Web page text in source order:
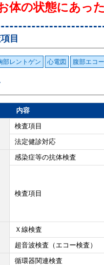
体の状態にあっ
目
部レントゲン 心電図 腹部エコー
内容
検査項目
法定健診対応
感染症等の抗体検査
検査項目
Ｘ線検査
超音波検査（エコー検査）
循環器関連検査